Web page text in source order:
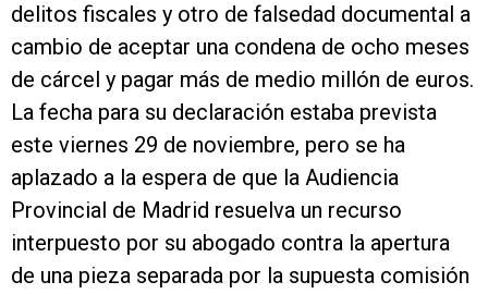
delitos fiscales y otro de falsedad documental a
cambio de aceptar una condena de ocho meses
de cárcel y pagar más de medio millón de euros.
La fecha para su declaración estaba prevista
este viernes 29 de noviembre, pero se ha
aplazado a la espera de que la Audiencia
Provincial de Madrid resuelva un recurso
interpuesto por su abogado contra la apertura
de una pieza separada por la supuesta comisión